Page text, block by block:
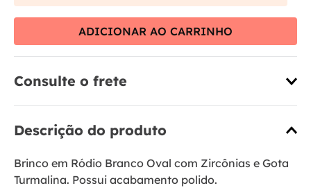
ADICIONAR AO CARRINHO
Consulte o frete
Descrição do produto
Brinco em Ródio Branco Oval com Zircônias e Gota
Turmalina. Possui acabamento polido.